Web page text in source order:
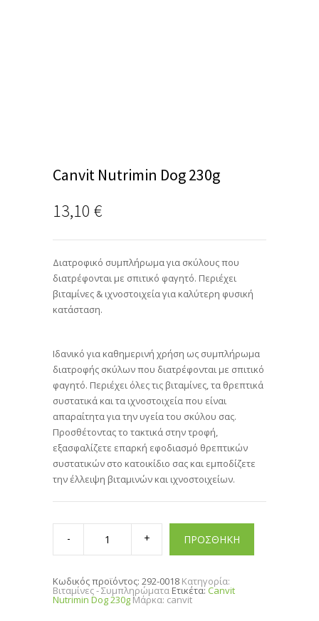
Canvit Nutrimin Dog 230g
13,10 €
Διατροφικό συμπλήρωμα για σκύλους που
διατρέφονται με σπιτικό φαγητό. Περιέχει
βιταμίνες & ιχνοστοιχεία για καλύτερη φυσική
κατάσταση.
Ιδανικό για καθημερινή χρήση ως συμπλήρωμα
διατροφής σκύλων που διατρέφονται με σπιτικό
φαγητό. Περιέχει όλες τις βιταμίνες, τα θρεπτικά
συστατικά και τα ιχνοστοιχεία που είναι
απαραίτητα για την υγεία του σκύλου σας.
Προσθέτοντας το τακτικά στην τροφή,
εξασφαλίζετε επαρκή εφοδιασμό θρεπτικών
συστατικών στο κατοικίδιο σας και εμποδίζετε
την έλλειψη βιταμινών και ιχνοστοιχείων.
Canvit
Nutrimin
230g
ΠΡΟΣΘΗΚΗ
Κωδικός προϊόντος: 292-0018 Κατηγορία:
Βιταμίνες - Συμπληρώματα Ετικέτα: Canvit
Nutrimin Dog 230g Μάρκα: canvit